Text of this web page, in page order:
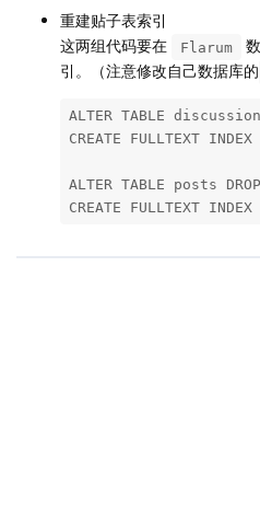
重建贴子表索引
这两组代码要在
Flarum
引。（注意修改自己数据库的
ALTER TABLE
CREATE FULLTEXT
ALTER TABLE posts
CREATE FULLTEXT